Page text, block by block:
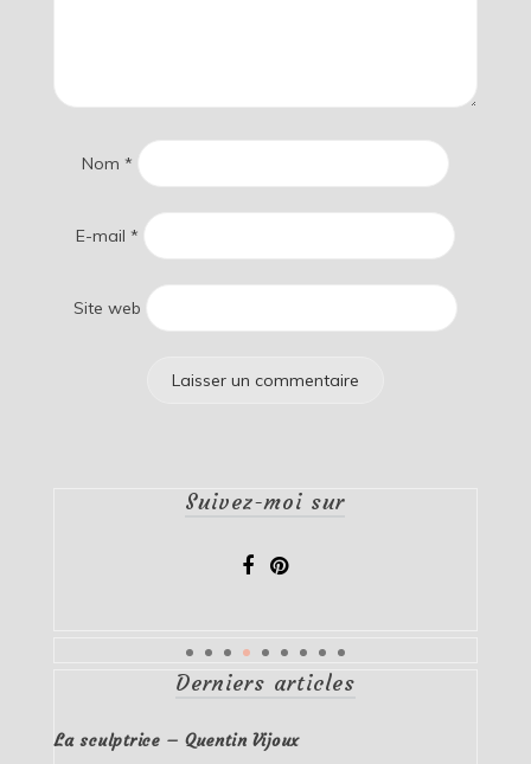
Nom *
E-mail *
Site web
Suivez-moi sur
Derniers articles
La sculptrice – Quentin Vijoux